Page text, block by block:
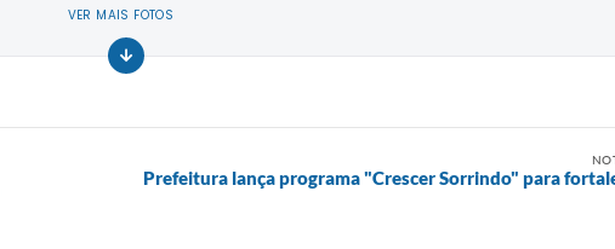
VER MAIS FOTOS
Prefeitura lança programa "Crescer Sorrindo" para